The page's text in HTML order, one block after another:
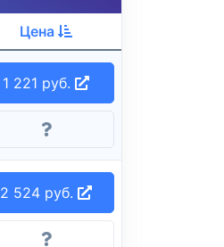
Цена
1 221 руб.
2 524 руб.